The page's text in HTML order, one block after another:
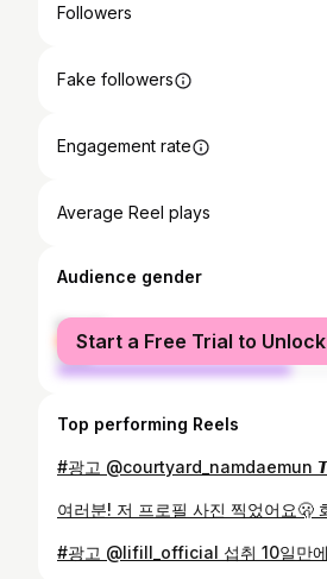
Followers
Fake followers
Engagement rate
Average Reel plays
Audience gender
female
male
Start a Free Trial to Unlock
Top performing Reels